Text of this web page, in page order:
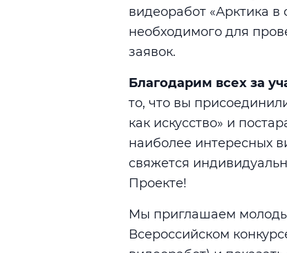
видеоработ «Арктика в
необходимого для
заявок.
Благодарим всех за
то, что вы
как искусство» и
наиболее интересных
свяжется
Проекте!
Мы приглашаем
Всероссийском